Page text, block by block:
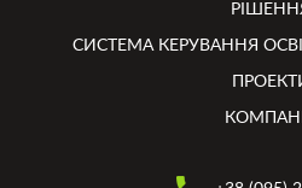
СИСТЕМА КЕРУВАННЯ